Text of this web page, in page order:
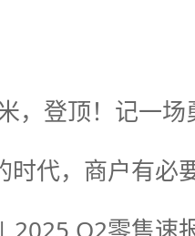
，登顶！记一
时代，商户有必